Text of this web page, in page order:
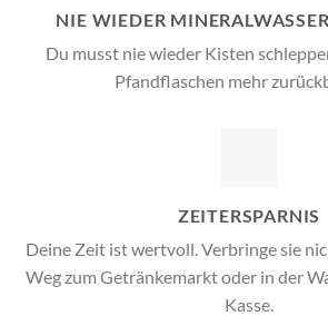
NIE WIEDER
Du musst nie wieder Kisten
Pfandflaschen mehr
ZEITERSPARNIS
Deine Zeit ist wertvoll. Verbringe sie
Weg zum Getränkemarkt oder in der
Kasse.